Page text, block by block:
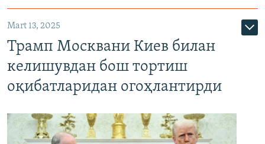
Mart 13, 2025
Трамп Москвани Киев билан
келишувдан бош тортиш
оқибатларидан огоҳлантирди